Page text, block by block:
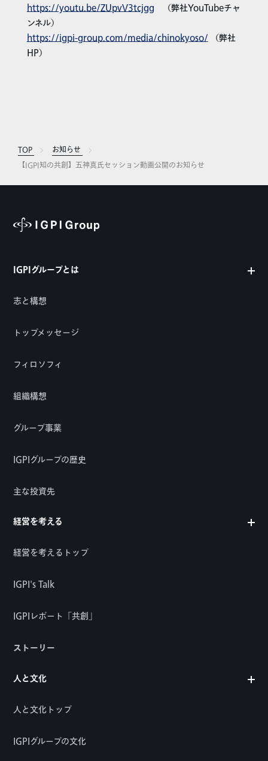
https://youtu.be/ZUpvV3tcjgg （弊社YouTubeチャ
ンネル）
https://igpi-group.com/media/chinokyoso/ （弊社
HP）
TOP
お知らせ
【IGPI知の共創】五神真氏セッション動画公開のお知らせ
IGPIグループとは
志と構想
トップメッセージ
フィロソフィ
組織構想
グループ事業
IGPIグループの歴史
主な投資先
経営を考える
経営を考えるトップ
IGPI's Talk
IGPIレポート「共創」
ストーリー
人と文化
人と文化トップ
IGPIグループの文化